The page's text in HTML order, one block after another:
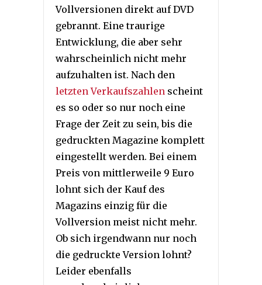
Vollversionen direkt auf DVD
gebrannt. Eine traurige
Entwicklung, die aber sehr
wahrscheinlich nicht mehr
aufzuhalten ist. Nach den
letzten Verkaufszahlen scheint
es so oder so nur noch eine
Frage der Zeit zu sein, bis die
gedruckten Magazine komplett
eingestellt werden. Bei einem
Preis von mittlerweile 9 Euro
lohnt sich der Kauf des
Magazins einzig für die
Vollversion meist nicht mehr.
Ob sich irgendwann nur noch
die gedruckte Version lohnt?
Leider ebenfalls